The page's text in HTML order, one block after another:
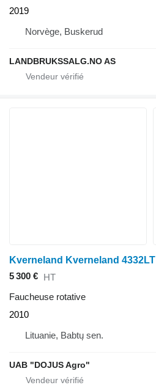
2019
Norvège, Buskerud
LANDBRUKSSALG.NO AS
Kverneland Kverneland 4332LT
5 300 € HT
Faucheuse rotative
2010
Lituanie, Babtų sen.
UAB "DOJUS Agro"